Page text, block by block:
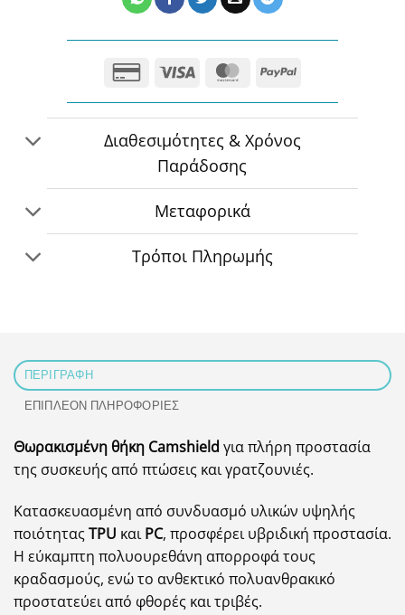
Credit
2
Visa MasterCard
PayPal
Διαθεσιμότητες & Χρόνος
Παράδοσης
Μεταφορικά
Τρόποι Πληρωμής
ΠΕΡΙΓΡΑΦΉ
ΕΠΙΠΛΈΟΝ ΠΛΗΡΟΦΟΡΊΕΣ
Θωρακισμένη θήκη Camshield για πλήρη προστασία
της συσκευής από πτώσεις και γρατζουνιές.
Κατασκευασμένη από συνδυασμό υλικών υψηλής
ποιότηταςTPU καιPC, προσφέρει υβριδική προστασία.
Η εύκαμπτη πολυουρεθάνη απορροφά τους
κραδασμούς, ενώ το ανθεκτικό πολυανθρακικό
προστατεύει από φθορές και τριβές.